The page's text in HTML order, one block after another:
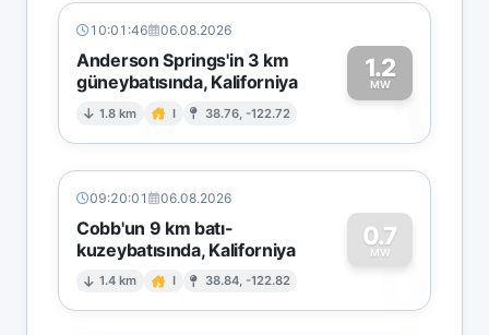
10:01:46 06.08.2026
Anderson Springs'in 3 km
güneybatısında, Kaliforniya
1.8 km I 38.76, -122.72
1.2
MW1
09:20:01 06.08.2026
Cobb'un 9 km batı-
kuzeybatısında, Kaliforniya
1.4 km I 38.84, -122.82
0.7
MW
0